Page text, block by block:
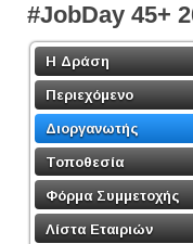
#JobDay 45+
Η Δράση
Περιεχόμενο
Διοργανωτής
Τοποθεσία
Φόρμα Συμμετοχής
Λίστα Εταιριών